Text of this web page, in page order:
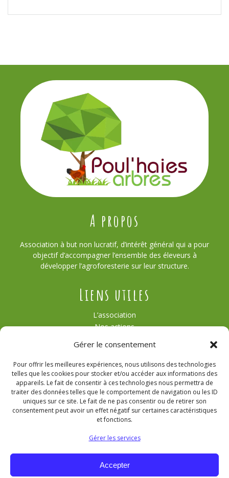
Gérer le consentement
Pour offrir les meilleures expériences, nous utilisons des technologies
telles que les cookies pour stocker et/ou accéder aux informations des
appareils. Le fait de consentir à ces technologies nous permettra de
traiter des données telles que le comportement de navigation ou les ID
uniques sur ce site. Le fait de ne pas consentir ou de retirer son
consentement peut avoir un effet négatif sur certaines caractéristiques
et fonctions.
Gérer les services
Accepter
A propos
Association à but non lucratif, d’intérêt général qui a pour
objectif d’accompagner l’ensemble des éleveurs à
développer l’agroforesterie sur leur structure.
Liens utiles
L’association
Nos actions
Actualités
Contact
Agroforesterie
Nous contacter
poulhaiesarbres@gmail.com